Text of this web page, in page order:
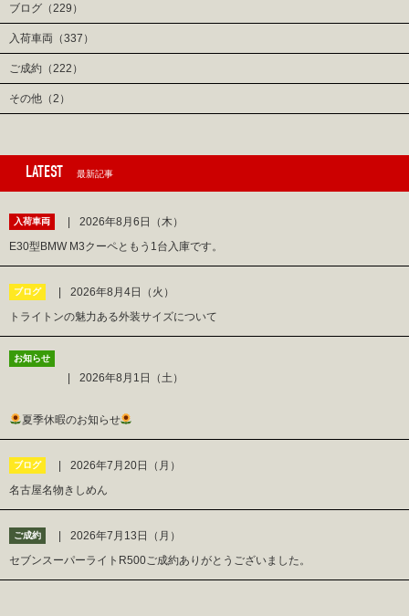
ブログ（229）
入荷車両（337）
ご成約（222）
その他（2）
LATEST 最新記事
入荷車両
2026年8月6日（木）
E30型BMW M3クーペともう1台入庫です。
ブログ
2026年8月4日（火）
トライトンの魅力ある外装サイズについて
お知らせ
2026年8月1日（土）
夏季休暇のお知らせ
ブログ
2026年7月20日（月）
名古屋名物きしめん
ご成約
2026年7月13日（月）
セブンスーパーライトR500ご成約ありがとうございました。